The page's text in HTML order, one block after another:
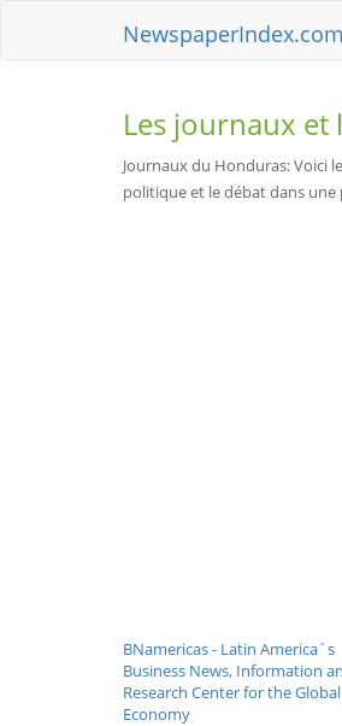
NewspaperIndex.com
Les journaux et
Journaux du Honduras: Voici
politique et le débat dans une
BNamericas - Latin America´s
Business News, Information
Research Center for the Global
Economy